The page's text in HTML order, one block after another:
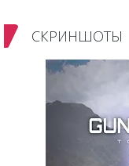
СКРИНШОТЫ